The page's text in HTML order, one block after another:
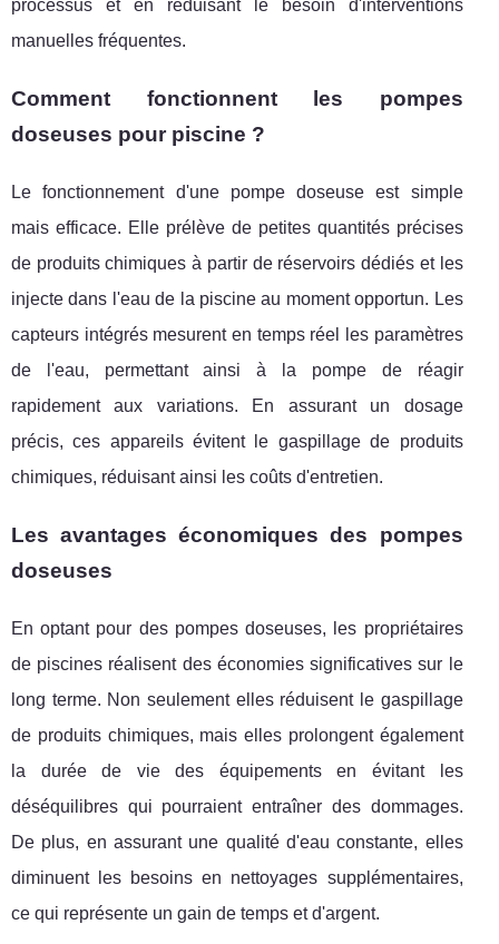
processus et en réduisant le besoin d'interventions
manuelles fréquentes.
Comment fonctionnent les pompes
doseuses pour piscine ?
Le fonctionnement d'une pompe doseuse est simple
mais efficace. Elle prélève de petites quantités précises
de produits chimiques à partir de réservoirs dédiés et les
injecte dans l'eau de la piscine au moment opportun. Les
capteurs intégrés mesurent en temps réel les paramètres
de l'eau, permettant ainsi à la pompe de réagir
rapidement aux variations. En assurant un dosage
précis, ces appareils évitent le gaspillage de produits
chimiques, réduisant ainsi les coûts d'entretien.
Les avantages économiques des pompes
doseuses
En optant pour des pompes doseuses, les propriétaires
de piscines réalisent des économies significatives sur le
long terme. Non seulement elles réduisent le gaspillage
de produits chimiques, mais elles prolongent également
la durée de vie des équipements en évitant les
déséquilibres qui pourraient entraîner des dommages.
De plus, en assurant une qualité d'eau constante, elles
diminuent les besoins en nettoyages supplémentaires,
ce qui représente un gain de temps et d'argent.